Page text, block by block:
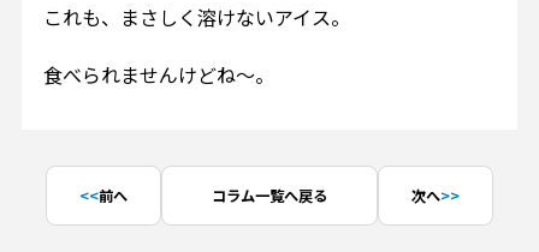
これも、まさしく溶けないアイス。
食べられませんけどね～。
前へ コラム一覧へ戻る 次へ